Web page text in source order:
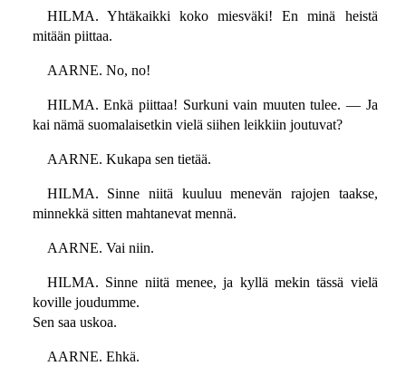
HILMA. Yhtäkaikki koko miesväki! En minä heistä
mitään piittaa.
AARNE. No, no!
HILMA. Enkä piittaa! Surkuni vain muuten tulee. — Ja
kai nämä suomalaisetkin vielä siihen leikkiin joutuvat?
AARNE. Kukapa sen tietää.
HILMA. Sinne niitä kuuluu menevän rajojen taakse,
minnekkä sitten mahtanevat mennä.
AARNE. Vai niin.
HILMA. Sinne niitä menee, ja kyllä mekin tässä vielä
koville joudumme.
Sen saa uskoa.
AARNE. Ehkä.